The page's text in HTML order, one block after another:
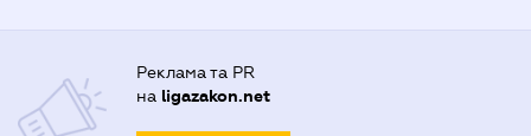
Реклама та PR
на ligazakon.net